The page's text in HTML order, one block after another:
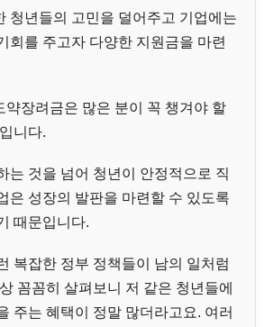
청년들의 고민을 덜어주고 기업에는
회를 주고자 다양한 지원금을 마련
약장려금은 많은 분이 꼭 챙겨야 할
니다.
는 것을 넘어 청년이 안정적으로 직
은 성장의 발판을 마련할 수 있도록
때문입니다.
복잡한 정부 정책들이 남의 일처럼
꼼꼼히 살펴보니 저 같은 청년들에
주는 혜택이 정말 많더라고요. 여러